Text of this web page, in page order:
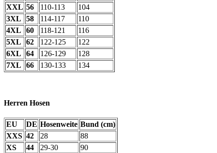
XXL 56 110-113
104
3XL
58 114-117
110
4XL
60 118-121
116
5XL
62 122-125
122
6XL
64 126-129
128
7XL
66 130-133 134
Herren Hosen
EU DE Hosenweite Bund (cm)
XXS 42 28
88
XS
44 29-30
90